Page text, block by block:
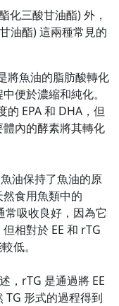
化三酸甘油酯) 外，
油酯) 這兩種常見的
將魚油的脂肪酸轉化
便於濃縮和純化。
的 EPA 和 DHA，但
內的酵素將其轉化
魚油保持了魚油的原
食用魚類中的
吸收良好，因為它
相對於 EE 和 rTG
低。
，rTG 是通過將 EE
TG 形式的過程得到